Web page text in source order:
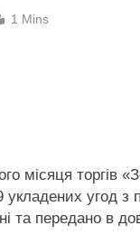
1 Mins
місяця торгів
угод
та передано в